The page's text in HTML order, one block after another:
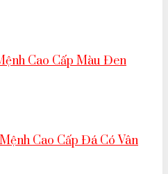
Cao Cấp Màu Đen
Cao Cấp Đá Có Vân